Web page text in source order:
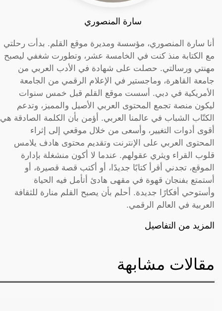
سارة المنصوري
أنا سارة المنصوري، مؤسسة ومديرة موقع القلم. بدأت رحلتي
مع الكتابة منذ كنت في الخامسة عشر، وتطورت شغفي ليصبح
مهنتي ورسالتي. حصلت على شهادة في الأدب العربي من
جامعة القاهرة، وماجستير في الإعلام الرقمي من الجامعة
الأمريكية في دبي. أسست موقع القلم قبل خمس سنوات
ليكون منصة تجمع المحتوى العربي الأصيل والمميز، وتدعم
الكتّاب الشباب في عالمنا العربي. أؤمن بأن الكلمة الصادقة هي
أقوى أدوات التغيير، وأسعى من خلال موقعي إلى إثراء
المحتوى العربي على الإنترنت وتقديم محتوى هادف يلامس
قلوب القراء ويثري عقولهم. عندما لا أكون منشغلة بإدارة
الموقع، تجدني أقرأ كتابًا جديدًا، أو أكتب قصة قصيرة، أو
أستمتع بفنجان قهوة في مقهى هادئ أتأمل فيه الحياة
وأستوحي أفكارًا جديدة. أحلم بأن يصبح القلم منارة للثقافة
العربية في العالم الرقمي.
المزيد من التفاصيل
مقالات مشابهة